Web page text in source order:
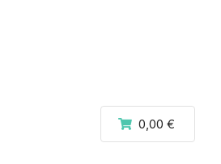
0,00 €